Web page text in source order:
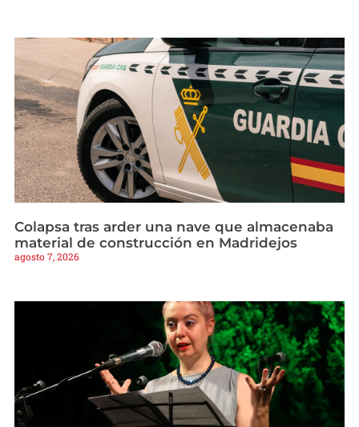
Colapsa tras arder una nave que almacenaba
material de construcción en Madridejos
agosto 7, 2026